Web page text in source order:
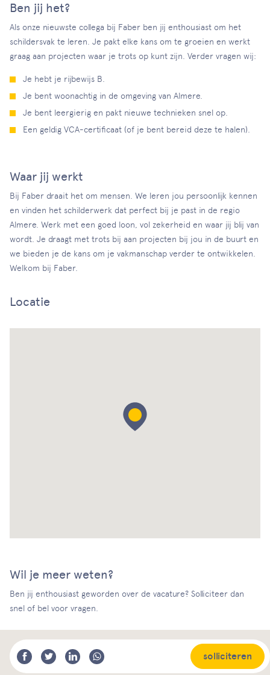
Ben jij het?
Als onze nieuwste collega bij Faber ben jij enthousiast om het
schildersvak te leren. Je pakt elke kans om te groeien en werkt
graag aan projecten waar je trots op kunt zijn. Verder vragen wij:
Je hebt je rijbewijs B.
Je bent woonachtig in de omgeving van Almere.
Je bent leergierig en pakt nieuwe technieken snel op.
Een geldig VCA-certificaat (of je bent bereid deze te halen).
Waar jij werkt
Bij Faber draait het om mensen. We leren jou persoonlijk kennen
en vinden het schilderwerk dat perfect bij je past in de regio
Almere. Werk met een goed loon, vol zekerheid en waar jij blij van
wordt. Je draagt met trots bij aan projecten bij jou in de buurt en
we bieden je de kans om je vakmanschap verder te ontwikkelen.
Welkom bij Faber.
Locatie
Wil je meer weten?
Ben jij enthousiast geworden over de vacature? Solliciteer dan
snel of bel voor vragen.
solliciteren